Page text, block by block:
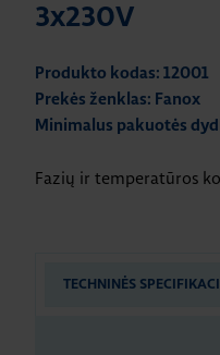
3x230V
Produkto kodas: 12001
Prekės ženklas: Fanox
Minimalus pakuotės
Fazių ir temperatūros
TECHNINĖS